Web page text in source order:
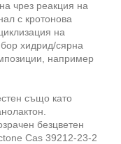
чрез реакция на
с кротонова
на
хидрид/сярна
например
също като
безцветен
Cas 39212-23-2